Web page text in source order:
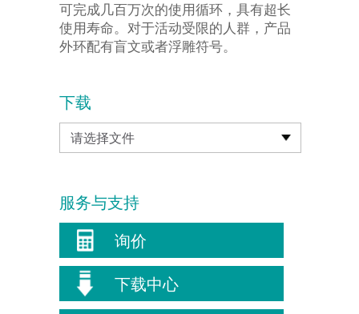
可完成几百万次的使用循环，具有超长
使用寿命。对于活动受限的人群，产品
外环配有盲文或者浮雕符号。
下载
请选择文件
服务与支持
询价
下载中心